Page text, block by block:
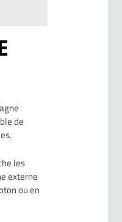
de
les
externe
ou en